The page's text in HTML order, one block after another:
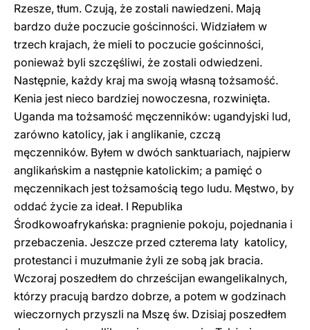
Rzesze, tłum. Czują, że zostali nawiedzeni. Mają
bardzo duże poczucie gościnności. Widziałem w
trzech krajach, że mieli to poczucie gościnności,
ponieważ byli szczęśliwi, że zostali odwiedzeni.
Następnie, każdy kraj ma swoją własną tożsamość.
Kenia jest nieco bardziej nowoczesna, rozwinięta.
Uganda ma tożsamość męczenników: ugandyjski lud,
zarówno katolicy, jak i anglikanie, czczą
męczenników. Byłem w dwóch sanktuariach, najpierw
anglikańskim a następnie katolickim; a pamięć o
męczennikach jest tożsamością tego ludu. Męstwo, by
oddać życie za ideał. I Republika
Środkowoafrykańska: pragnienie pokoju, pojednania i
przebaczenia. Jeszcze przed czterema laty katolicy,
protestanci i muzułmanie żyli ze sobą jak bracia.
Wczoraj poszedłem do chrześcijan ewangelikalnych,
którzy pracują bardzo dobrze, a potem w godzinach
wieczornych przyszli na Mszę św. Dzisiaj poszedłem